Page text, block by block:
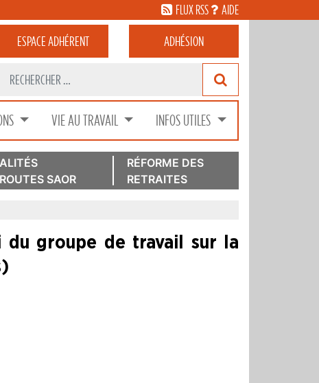
FLUX RSS AIDE
ESPACEADHÉRENT ADHÉSION
VIE AU TRAVAIL INFOS UTILES
SAOR
RÉFORME DES
RETRAITES
du groupe de travail sur la